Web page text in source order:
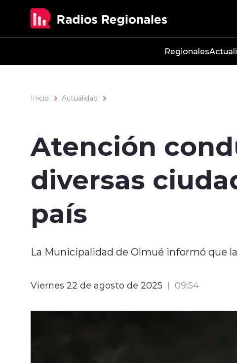
Regionales
Inicio Actualidad
Atención
diversas
país
La Municipalidad de Olmué informó que
Viernes 22 de agosto de 2025 09:54